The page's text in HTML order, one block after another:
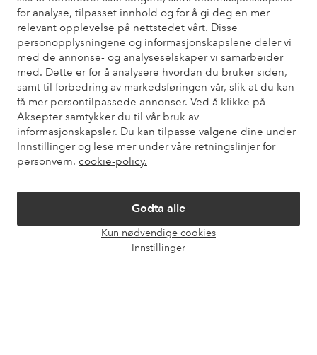
for analyse, tilpasset innhold og for å gi deg en mer
relevant opplevelse på nettstedet vårt. Disse
personopplysningene og informasjonskapslene deler vi
med de annonse- og analyseselskaper vi samarbeider
med. Dette er for å analysere hvordan du bruker siden,
samt til forbedring av markedsføringen vår, slik at du kan
få mer persontilpassede annonser. Ved å klikke på
Aksepter samtykker du til vår bruk av
informasjonskapsler. Du kan tilpasse valgene dine under
Innstillinger og lese mer under våre retningslinjer for
personvern. cookie-policy.
Godta alle
Kun nødvendige cookies
Innstillinger
Trenger du hjelp?
Du finner svar på de vanligste spørsmålene i vår FAQ. Du finner
også informasjon om hvordan du kan kontakte oss.
Kundeservice Bestilling Betalingsmåte
Mine sider
Om Ellos